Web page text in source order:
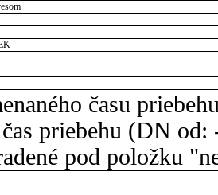
času
čas priebehu (DN
pod položku